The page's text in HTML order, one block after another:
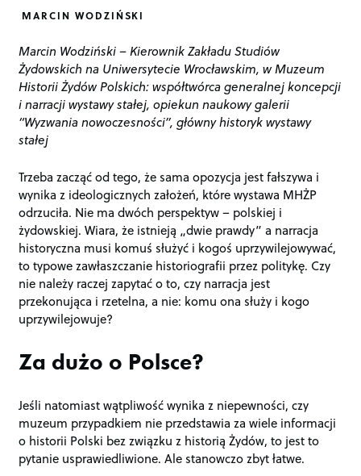
MARCIN WODZIŃSKI
Marcin Wodziński – Kierownik Zakładu Studiów
Żydowskich na Uniwersytecie Wrocławskim, w Muzeum
Historii Żydów Polskich: współtwórca generalnej koncepcji
i narracji wystawy stałej, opiekun naukowy galerii
“Wyzwania nowoczesności”, główny historyk wystawy
stałej
Trzeba zacząć od tego, że sama opozycja jest fałszywa i
wynika z ideologicznych założeń, które wystawa MHŻP
odrzuciła. Nie ma dwóch perspektyw – polskiej i
żydowskiej. Wiara, że istnieją „dwie prawdy” a narracja
historyczna musi komuś służyć i kogoś uprzywilejowywać,
to typowe zawłaszczanie historiografii przez politykę. Czy
nie należy raczej zapytać o to, czy narracja jest
przekonująca i rzetelna, a nie: komu ona służy i kogo
uprzywilejowuje?
Za dużo o Polsce?
Jeśli natomiast wątpliwość wynika z niepewności, czy
muzeum przypadkiem nie przedstawia za wiele informacji
o historii Polski bez związku z historią Żydów, to jest to
pytanie usprawiedliwione. Ale stanowczo zbyt łatwe.